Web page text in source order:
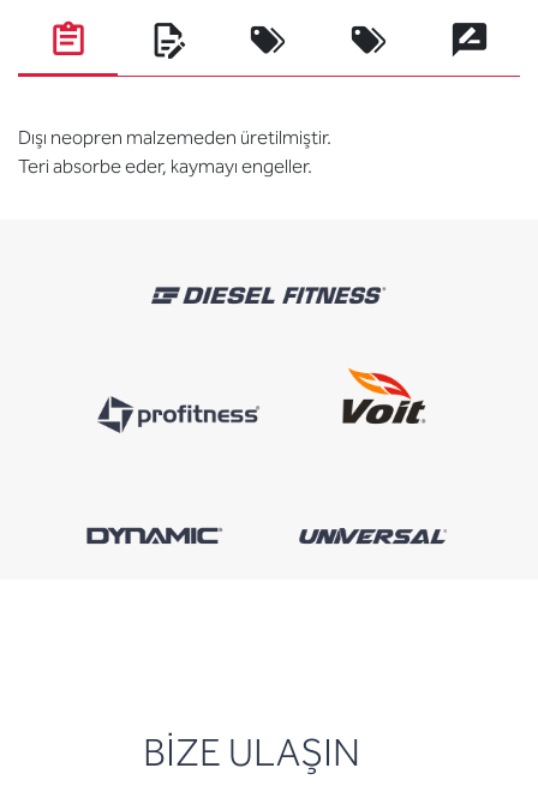
Dışı neopren malzemeden üretilmiştir.
Teri absorbe eder, kaymayı engeller.
BİZE ULAŞIN